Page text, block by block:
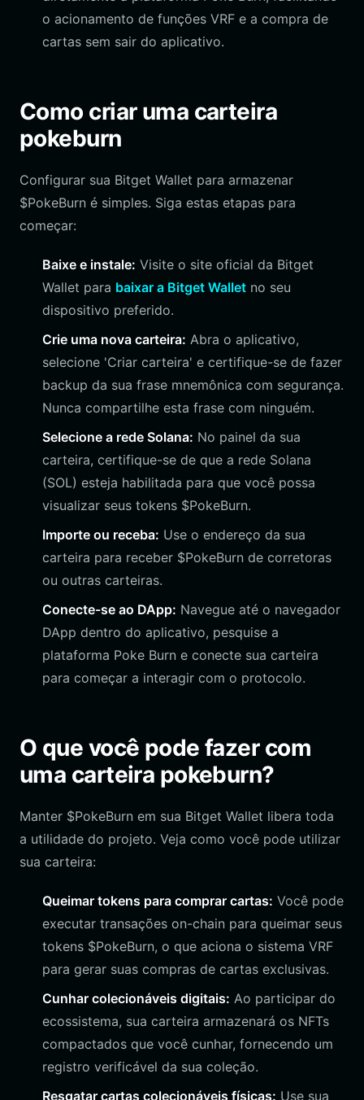
o acionamento de funções VRF e a compra de
cartas sem sair do aplicativo.
Como criar uma carteira
pokeburn
Configurar sua Bitget Wallet para armazenar
$PokeBurn é simples. Siga estas etapas para
começar:
Baixe e instale: Visite o site oficial da Bitget
Wallet para baixar a Bitget Wallet no seu
dispositivo preferido.
Crie uma nova carteira: Abra o aplicativo,
selecione 'Criar carteira' e certifique-se de fazer
backup da sua frase mnemônica com segurança.
Nunca compartilhe esta frase com ninguém.
Selecione a rede Solana: No painel da sua
carteira, certifique-se de que a rede Solana
(SOL) esteja habilitada para que você possa
visualizar seus tokens $PokeBurn.
Importe ou receba: Use o endereço da sua
carteira para receber $PokeBurn de corretoras
ou outras carteiras.
Conecte-se ao DApp: Navegue até o navegador
DApp dentro do aplicativo, pesquise a
plataforma Poke Burn e conecte sua carteira
para começar a interagir com o protocolo.
O que você pode fazer com
uma carteira pokeburn?
Manter $PokeBurn em sua Bitget Wallet libera toda
a utilidade do projeto. Veja como você pode utilizar
sua carteira:
Queimar tokens para comprar cartas: Você pode
executar transações on-chain para queimar seus
tokens $PokeBurn, o que aciona o sistema VRF
para gerar suas compras de cartas exclusivas.
Cunhar colecionáveis digitais: Ao participar do
ecossistema, sua carteira armazenará os NFTs
compactados que você cunhar, fornecendo um
registro verificável da sua coleção.
Resgatar cartas colecionáveis físicas: Use sua